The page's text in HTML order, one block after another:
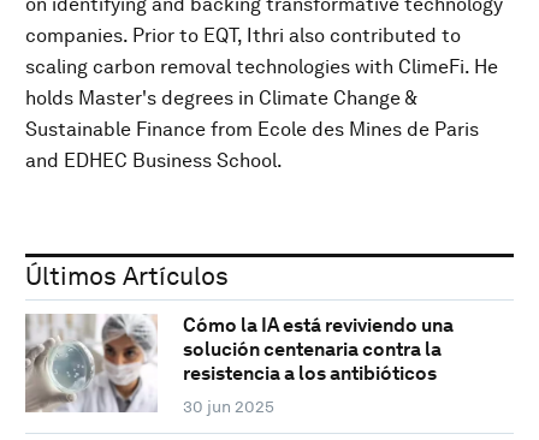
companies. Prior to EQT, Ithri also contributed to
scaling carbon removal technologies with ClimeFi. He
holds Master's degrees in Climate Change &
Sustainable Finance from Ecole des Mines de Paris
and EDHEC Business School.
Últimos Artículos
Cómo la IA está reviviendo una
solución centenaria contra la
resistencia a los antibióticos
30 jun 2025